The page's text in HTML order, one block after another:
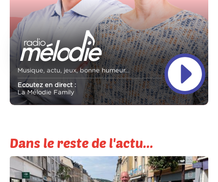
Musique, actu, jeux, bonne humeur...
Ecoutez en direct :
La Mélodie Family
Dans le reste de l'actu...